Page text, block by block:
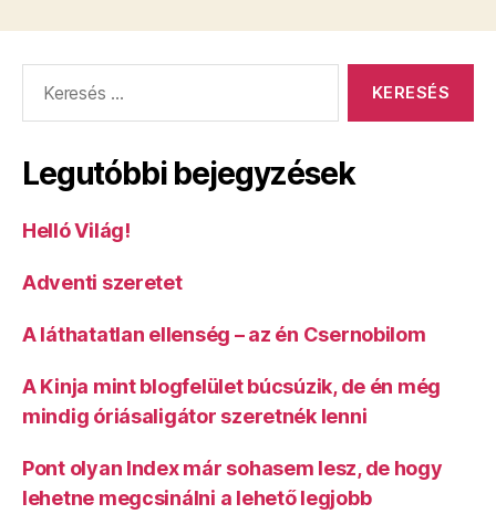
Legutóbbi bejegyzések
Helló Világ!
Adventi szeretet
A láthatatlan ellenség – az én Csernobilom
A Kinja mint blogfelület búcsúzik, de én még
mindig óriásaligátor szeretnék lenni
Pont olyan Index már sohasem lesz, de hogy
lehetne megcsinálni a lehető legjobb